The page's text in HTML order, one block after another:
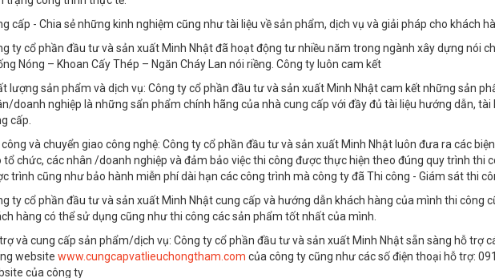
cấp - Chia sẻ những kinh nghiệm cũng như tài liệu về sản phẩm, dịch vụ và giải pháp cho khách
ty cổ phần đầu tư và sản xuất Minh Nhật đã hoạt động tư nhiều năm trong ngành xây dựng nói
Nóng – Khoan Cấy Thép – Ngăn Cháy Lan nói riềng. Công ty luôn cam kết
lượng sản phẩm và dịch vụ: Công ty cổ phần đầu tư và sản xuất Minh Nhật cam kết những sản
doanh nghiệp là những sẩn phẩm chính hãng của nhà cung cấp với đầy đủ tài liệu hướng dẫn,
cấp.
và chuyển giao công nghệ: Công ty cổ phần đầu tư và sản xuất Minh Nhật luôn đưa ra các
tổ chức, các nhân /doanh nghiệp và đảm bảo việc thi công được thực hiện theo đúng quy trình thi
trình cũng như bảo hành miễn phí dài hạn các công trình mà công ty đã Thi công - Giám sát thi
ty cổ phần đầu tư và sản xuất Minh Nhật cung cấp và hướng dẫn khách hàng của mình thi công
hàng có thể sử dụng cũng như thi công các sản phẩm tốt nhất của mình.
và cung cấp sản phẩm/dịch vụ: Công ty cổ phần đầu tư và sản xuất Minh Nhật sẵn sàng hỗ trợ
website www.cungcapvatlieuchongtham.com của công ty cũng như các số điện thoại hỗ trợ:
của công ty